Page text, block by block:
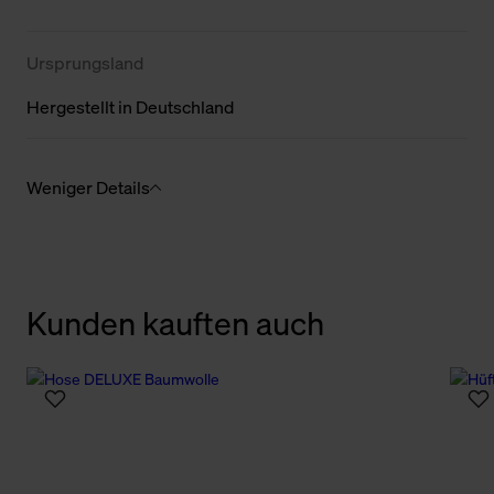
Ursprungsland
Hergestellt in Deutschland
Weniger Details
Kunden kauften auch